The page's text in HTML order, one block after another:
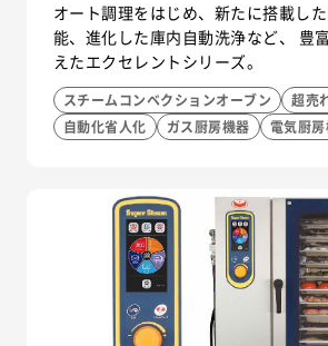
オート調理をはじめ、新たに搭載し
能、進化した庫内自動洗浄など、 豊
えたエクセレントシリーズ。
スチームコンベクションオーブン
超売
自動化省人化
ガス厨房機器 電気厨